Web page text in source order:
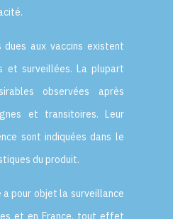
aux vaccins existent
et surveillées. La plupart
observées après
et transitoires. Leur
sont indiquées dans le
du produit.
a pour objet la surveillance
et en France, tout effet